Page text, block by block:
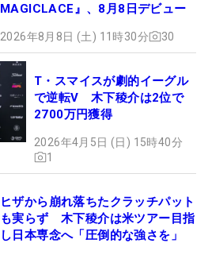
MAGICLACE』、8月8日デビュー
2026年8月8日 (土) 11時30分 30
T・スマイスが劇的イーグル
で逆転V 木下稜介は2位で
2700万円獲得
2026年4月5日 (日) 15時40分
1
ヒザから崩れ落ちたクラッチパット
も実らず 木下稜介は米ツアー目指
し日本専念へ「圧倒的な強さを」